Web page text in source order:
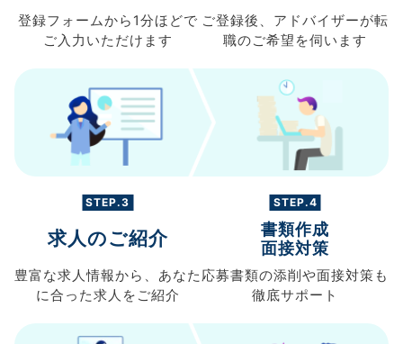
登録フォームから 1分ほどで
ご入力 いただけます
ご登録後、 アドバイザーが転
職のご希望を伺います
STEP.3
求人のご紹介
豊富な求人情報から、 あなた
に合った求人を ご紹介
STEP.4
書類作成
面接対策
応募書類の添削や面接対策も
徹底サポート